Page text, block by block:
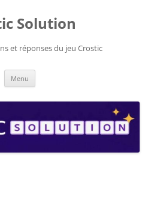
Solution
et réponses du jeu Crostic
Menu